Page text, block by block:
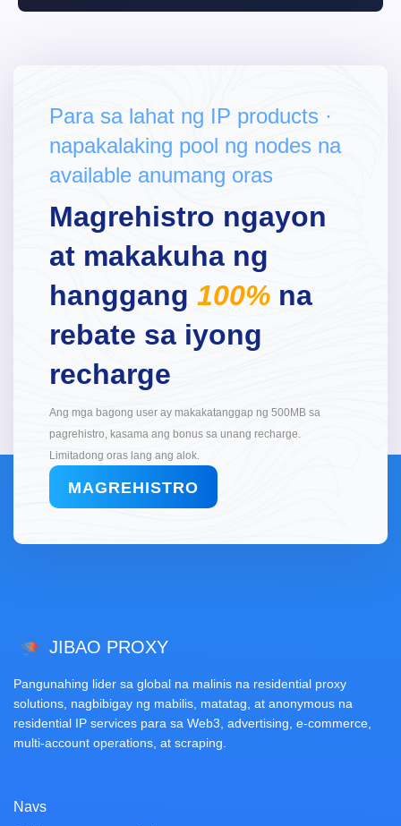
Para sa lahat ng IP products ·
napakalaking pool ng nodes na
available anumang oras
Magrehistro ngayon
at makakuha ng
hanggang 100% na
rebate sa iyong
recharge
Ang mga bagong user ay makakatanggap ng 500MB sa
pagrehistro, kasama ang bonus sa unang recharge.
Limitadong oras lang ang alok.
MAGREHISTRO
JIBAO PROXY
Pangunahing lider sa global na malinis na residential proxy
solutions, nagbibigay ng mabilis, matatag, at anonymous na
residential IP services para sa Web3, advertising, e-commerce,
multi-account operations, at scraping.
Navs